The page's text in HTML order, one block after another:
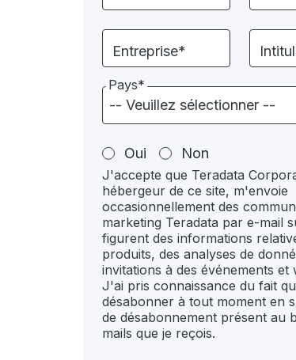
Entreprise*
Pays*
Oui Non
J'accepte que Teradata
hébergeur de ce site, m'envoie
occasionnellement des
marketing Teradata par e-mail
figurent des informations
produits, des analyses de
invitations à des événements et
J'ai pris connaissance du fait
désabonner à tout moment en
de désabonnement présent au
mails que je reçois.